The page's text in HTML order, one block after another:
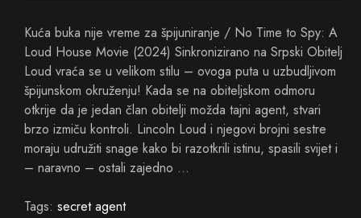
Kuća buka nije vreme za špijuniranje / No Time to Spy: A
Loud House Movie (2024) Sinkronizirano na Srpski Obitelj
Loud vraća se u velikom stilu – ovoga puta u uzbudljivom
špijunskom okruženju! Kada se na obiteljskom odmoru
otkrije da je jedan član obitelji možda tajni agent, stvari
brzo izmiču kontroli. Lincoln Loud i njegovi brojni sestre
moraju udružiti snage kako bi razotkrili istinu, spasili svijet i
– naravno – ostali zajedno …
Tags: secret agent